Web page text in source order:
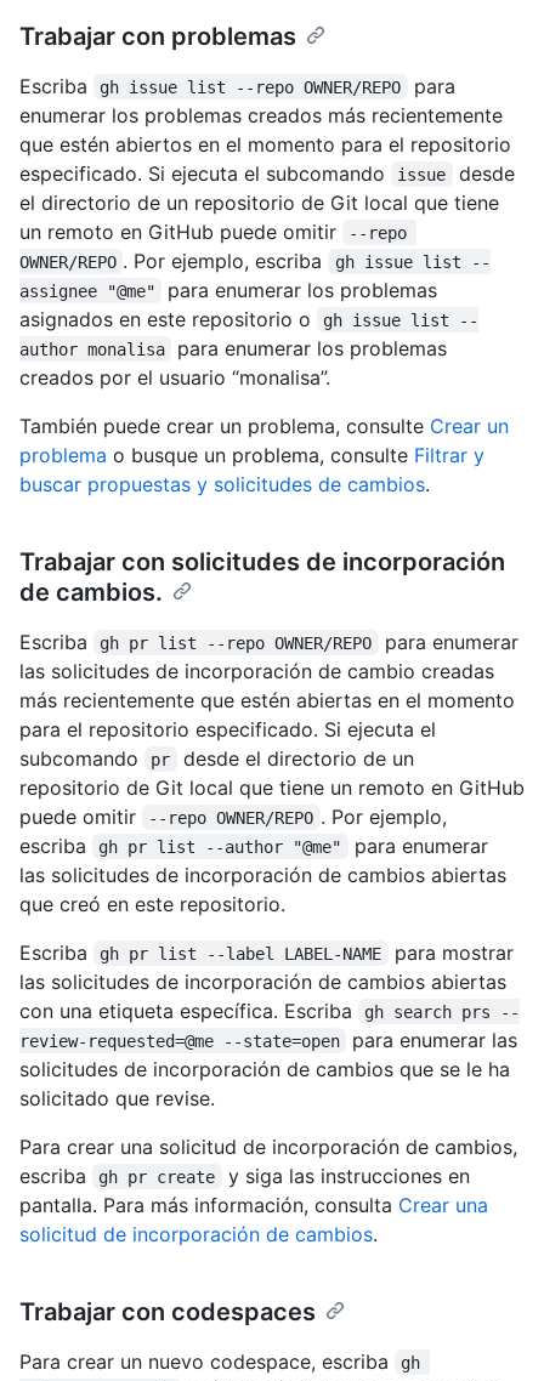
Trabajar con problemas
Escriba gh issue list --repo OWNER/REPO
para
enumerar los problemas creados más recientemente
que estén abiertos en el momento para el repositorio
especificado. Si ejecuta el subcomando
issue
desde
el directorio de un repositorio de Git local que tiene
un remoto en GitHub puede omitir
--repo
OWNER/REPO . Por ejemplo, escriba
gh issue list --
assignee "@me"
para enumerar los problemas
asignados en este repositorio o
gh issue list --
author monalisa
para enumerar los problemas
creados por el usuario “monalisa”.
También puede crear un problema, consulte Crear un
problema o busque un problema, consulte Filtrar y
buscar propuestas y solicitudes de cambios.
Trabajar con solicitudes de incorporación
de cambios.
Escriba gh pr list --repo OWNER/REPO
para enumerar
las solicitudes de incorporación de cambio creadas
más recientemente que estén abiertas en el momento
para el repositorio especificado. Si ejecuta el
subcomando
pr
desde el directorio de un
repositorio de Git local que tiene un remoto en GitHub
puede omitir
--repo OWNER/REPO . Por ejemplo,
escriba
gh pr list --author "@me"
para enumerar
las solicitudes de incorporación de cambios abiertas
que creó en este repositorio.
Escriba
gh pr list --label LABEL-NAME
para mostrar
las solicitudes de incorporación de cambios abiertas
con una etiqueta específica. Escriba
gh search prs --
review-requested=@me --state=open
para enumerar las
solicitudes de incorporación de cambios que se le ha
solicitado que revise.
Para crear una solicitud de incorporación de cambios,
escriba
gh pr create
y siga las instrucciones en
pantalla. Para más información, consulta Crear una
solicitud de incorporación de cambios.
Trabajar con codespaces
Para crear un nuevo codespace, escriba
gh